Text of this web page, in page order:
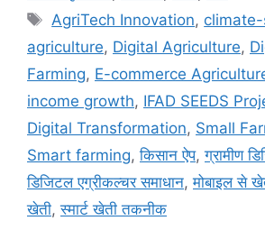
AgriTech Innovation,
agriculture, Digital Agriculture,
Farming, E-commerce
income growth, IFAD SEEDS
Digital Transformation, Small
Smart farming,किसान ऐप,ग्रामीण
डिजिटल एग्रीकल्चर समाधान,मोबाइल से
खेती,स्मार्ट खेती तकनीक